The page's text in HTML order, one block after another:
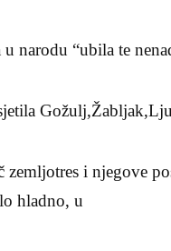
narodu “ubila te
zemljotres i njegove
hladno, u